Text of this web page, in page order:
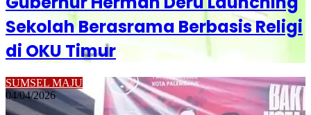
Sekolah Berasrama Berbasis Religi
di OKU Timur
SUMSEL MAJU
04/04/2026